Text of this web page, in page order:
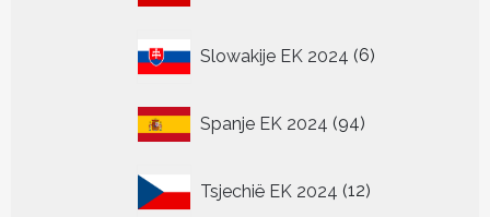
Slowakije EK 2024 6
producten
Spanje EK 2024 9494
Tsjechië EK 2024 12
producten